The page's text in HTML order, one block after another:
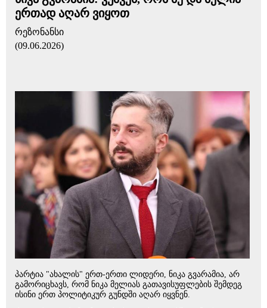
ერთად აღარ ვიყოთ
რეზონანსი
(09.06.2026)
პარტია "ახალის" ერთ-ერთი ლიდერი, ნიკა გვარამია, არ
გამორიცხავს, რომ ნიკა მელიას გათავისუფლების შემდეგ
ისინი ერთ პოლიტიკურ გუნდში აღარ იყვნენ.